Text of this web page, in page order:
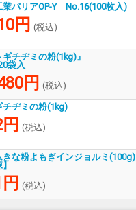
業バリアOP-Y No.16(100枚入)
円 (税込)
ギチヂミの粉(1kg)』
袋入
円 (税込)
チヂミの粉(1kg)
(税込)
きな粉よもぎインジョルミ(100g)
(税込)